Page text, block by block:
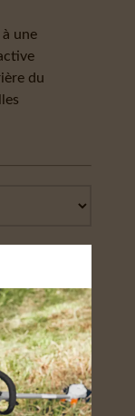
une
du